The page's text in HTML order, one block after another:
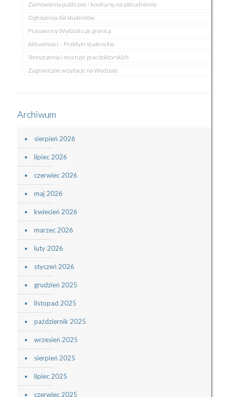
Zamówienia publiczne / konkursy na zatrudnienie
Ogłoszenia dla studentów
Pracownicy Wydziału za granicą
Aktualności – Praktyki studenckie
Streszczenia i recenzje prac doktorskich
Zagraniczne wizytacje na Wydziale
Archiwum
sierpień 2026
lipiec 2026
czerwiec 2026
maj 2026
kwiecień 2026
marzec 2026
luty 2026
styczeń 2026
grudzień 2025
listopad 2025
październik 2025
wrzesień 2025
sierpień 2025
lipiec 2025
czerwiec 2025